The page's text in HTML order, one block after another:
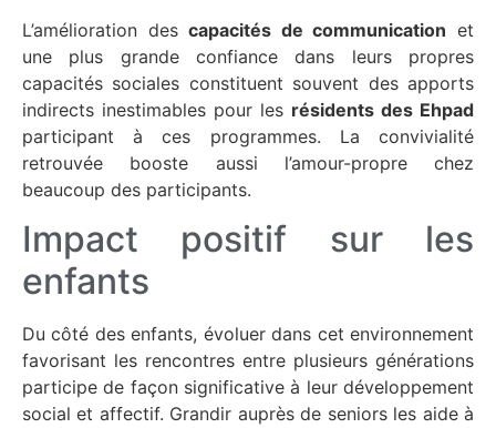
L’amélioration descapacités de communication et
une plus grande confiance dans leurs propres
capacités sociales constituent souvent des apports
indirects inestimables pour les résidents des Ehpad
participant à ces programmes. La convivialité
retrouvée booste aussi l’amour-propre chez
beaucoup des participants.
Impact positif sur les
enfants
Du côté des enfants, évoluer dans cet environnement
favorisant les rencontres entre plusieurs générations
participe de façon significative à leur développement
social et affectif. Grandir auprès de seniors les aide à